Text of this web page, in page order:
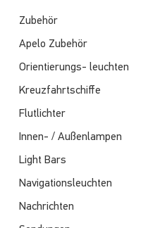
Zubehör
Apelo Zubehör
Orientierungs- leuchten
Kreuzfahrtschiffe
Flutlichter
Innen- / Außenlampen
Light Bars
Navigationsleuchten
Nachrichten